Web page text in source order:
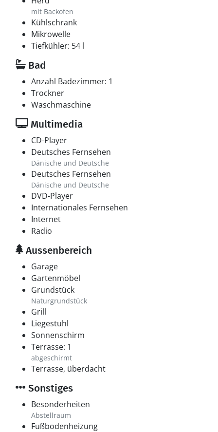
mit Backofen
Kühlschrank
Mikrowelle
Tiefkühler: 54 l
Bad
Anzahl Badezimmer: 1
Trockner
Waschmaschine
Multimedia
CD-Player
Deutsches Fernsehen
Dänische und Deutsche
Deutsches Fernsehen
Dänische und Deutsche
DVD-Player
Internationales Fernsehen
Internet
Radio
Aussenbereich
Garage
Gartenmöbel
Grundstück
Naturgrundstück
Grill
Liegestuhl
Sonnenschirm
Terrasse: 1
abgeschirmt
Terrasse, überdacht
Sonstiges
Besonderheiten
Abstellraum
Fußbodenheizung